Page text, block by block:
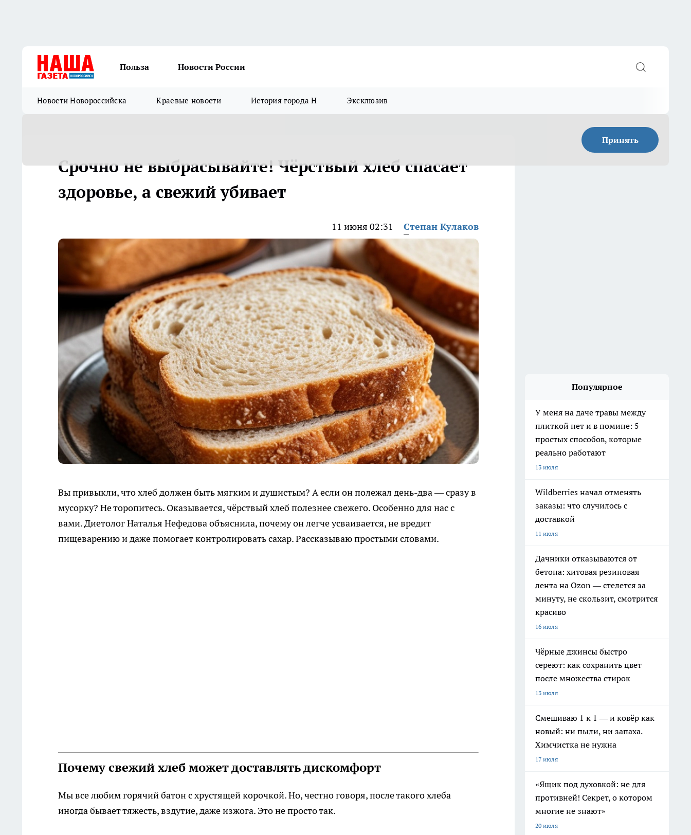
Польза Новости России
Новости Новороссийска Краевые новости История города Н Эксклюзив
Принять
Срочно не выбрасывайте! Чёрствый хлеб спасает
здоровье, а свежий убивает
11 июня 02:31 Степан Кулаков
Вы привыкли, что хлеб должен быть мягким и душистым? А если он полежал день-два — сразу в
мусорку? Не торопитесь. Оказывается, чёрствый хлеб полезнее свежего. Особенно для нас с
вами. Диетолог Наталья Нефедова объяснила, почему он легче усваивается, не вредит
пищеварению и даже помогает контролировать сахар. Рассказываю простыми словами.
Почему свежий хлеб может доставлять дискомфорт
Мы все любим горячий батон с хрустящей корочкой. Но, честно говоря, после такого хлеба
иногда бывает тяжесть, вздутие, даже изжога. Это не просто так.
Популярное
У меня на даче травы между
плиткой нет и в помине: 5
простых способов, которые
реально работают
13 июля
Wildberries начал отменять
заказы: что случилось с
доставкой
11 июля
Дачники отказываются от
бетона: хитовая резиновая
лента на Ozon — стелется за
минуту, не скользит, смотрится
красиво
16 июля
Чёрные джинсы быстро
сереют: как сохранить цвет
после множества стирок
13 июля
Смешиваю 1 к 1 — и ковёр как
новый: ни пыли, ни запаха.
Химчистка не нужна
17 июля
«Ящик под духовкой: не для
противней! Секрет, о котором
многие не знают»
20 июля